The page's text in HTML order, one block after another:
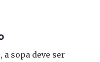
sopa deve ser